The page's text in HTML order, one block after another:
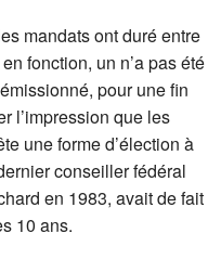
mandats ont duré entre
fonction, un n’a pas été
pour une fin
l’impression que les
une forme d’élection à
conseiller fédéral
en 1983, avait de fait
10 ans.